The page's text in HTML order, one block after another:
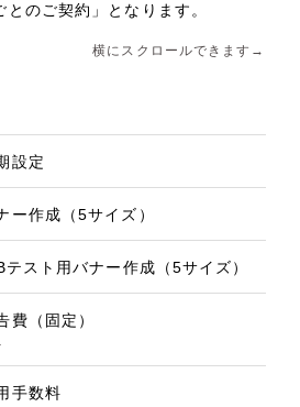
のご契約」となります。
横にスクロールできます→
設定
ー作成（5サイズ）
テスト用バナー作成（5サイズ）
費（固定）
手数料